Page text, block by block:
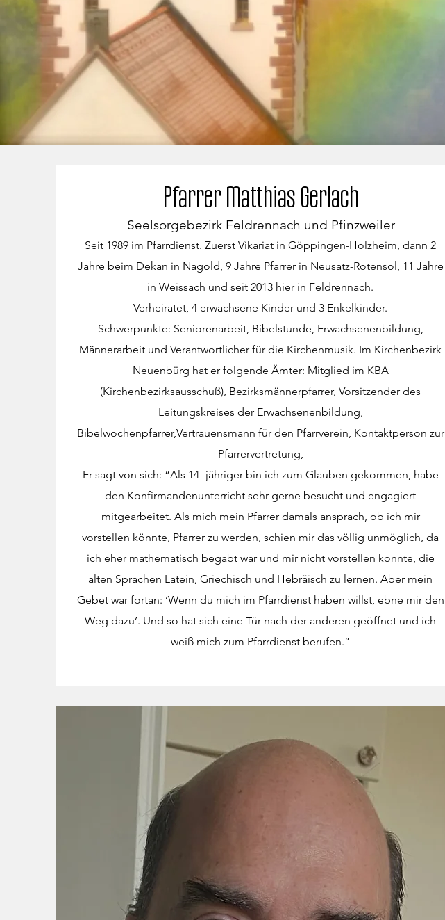
Pfarrer Matthias Gerlach
Seelsorgebezirk Feldrennach und Pfinzweiler
Seit 1989 im Pfarrdienst. Zuerst Vikariat in Göppingen-Holzheim, dann 2
Jahre beim Dekan in Nagold, 9 Jahre Pfarrer in Neusatz-Rotensol, 11 Jahre
in Weissach und seit 2013 hier in Feldrennach.
Verheiratet, 4 erwachsene Kinder und 3 Enkelkinder.
​Schwerpunkte: Seniorenarbeit, Bibelstunde, Erwachsenenbildung,
Männerarbeit und Verantwortlicher für die Kirchenmusik. Im Kirchenbezirk
Neuenbürg hat er folgende Ämter: Mitglied im KBA
(Kirchenbezirksausschuß), Bezirksmännerpfarrer, Vorsitzender des
Leitungskreises der Erwachsenenbildung,
Bibelwochenpfarrer,Vertrauensmann für den Pfarrverein, Kontaktperson zur
Pfarrervertretung,​
Er sagt von sich: “Als 14- jähriger bin ich zum Glauben gekommen, habe
den Konfirmandenunterricht sehr gerne besucht und engagiert
mitgearbeitet. Als mich mein Pfarrer damals ansprach, ob ich mir
vorstellen könnte, Pfarrer zu werden, schien mir das völlig unmöglich, da
ich eher mathematisch begabt war und mir nicht vorstellen konnte, die
alten Sprachen Latein, Griechisch und Hebräisch zu lernen. Aber mein
Gebet war fortan: ‘Wenn du mich im Pfarrdienst haben willst, ebne mir den
Weg dazu’. Und so hat sich eine Tür nach der anderen geöffnet und ich
weiß mich zum Pfarrdienst berufen.”